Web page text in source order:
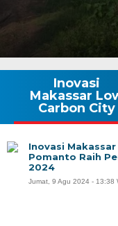
Inovasi
Makassar
Carbon City
Inovasi
Pomanto Raih
2024
Jumat, 9 Agu 2024 - 13:38